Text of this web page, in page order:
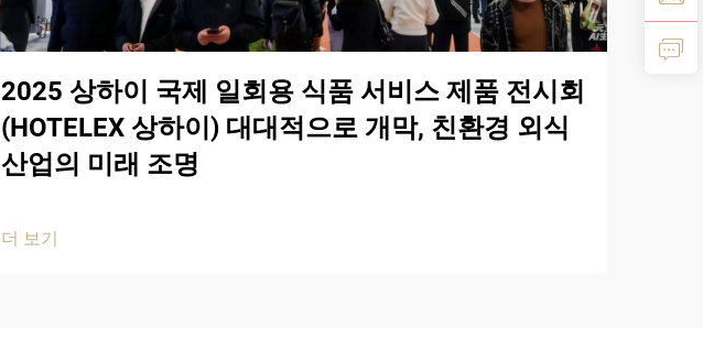
2025 상하이 국제 일회용 식품 서비스 제품 전시회
(HOTELEX 상하이) 대대적으로 개막, 친환경 외식
산업의 미래 조명
더 보기